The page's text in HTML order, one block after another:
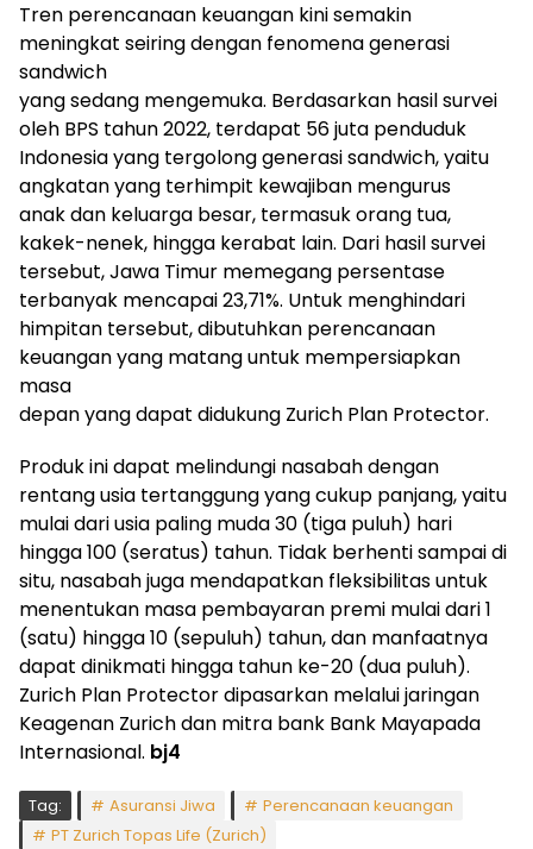
Tren perencanaan keuangan kini semakin
meningkat seiring dengan fenomena generasi
sandwich
yang sedang mengemuka. Berdasarkan hasil survei
oleh BPS tahun 2022, terdapat 56 juta penduduk
Indonesia yang tergolong generasi sandwich, yaitu
angkatan yang terhimpit kewajiban mengurus
anak dan keluarga besar, termasuk orang tua,
kakek-nenek, hingga kerabat lain. Dari hasil survei
tersebut, Jawa Timur memegang persentase
terbanyak mencapai 23,71%. Untuk menghindari
himpitan tersebut, dibutuhkan perencanaan
keuangan yang matang untuk mempersiapkan
masa
depan yang dapat didukung Zurich Plan Protector.
Produk ini dapat melindungi nasabah dengan
rentang usia tertanggung yang cukup panjang, yaitu
mulai dari usia paling muda 30 (tiga puluh) hari
hingga 100 (seratus) tahun. Tidak berhenti sampai di
situ, nasabah juga mendapatkan fleksibilitas untuk
menentukan masa pembayaran premi mulai dari 1
(satu) hingga 10 (sepuluh) tahun, dan manfaatnya
dapat dinikmati hingga tahun ke-20 (dua puluh).
Zurich Plan Protector dipasarkan melalui jaringan
Keagenan Zurich dan mitra bank Bank Mayapada
Internasional. bj4
Tag: Asuransi Jiwa
Perencanaan keuangan
PT Zurich Topas Life (Zurich)